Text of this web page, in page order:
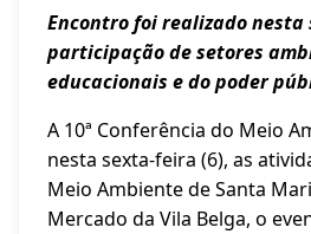
Encontro foi realizado
participação de setores
educacionais e do poder
A 10ª Conferência do Meio
nesta sexta-feira (6), as
Meio Ambiente de Santa
Mercado da Vila Belga, o